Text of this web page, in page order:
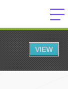
VIEW